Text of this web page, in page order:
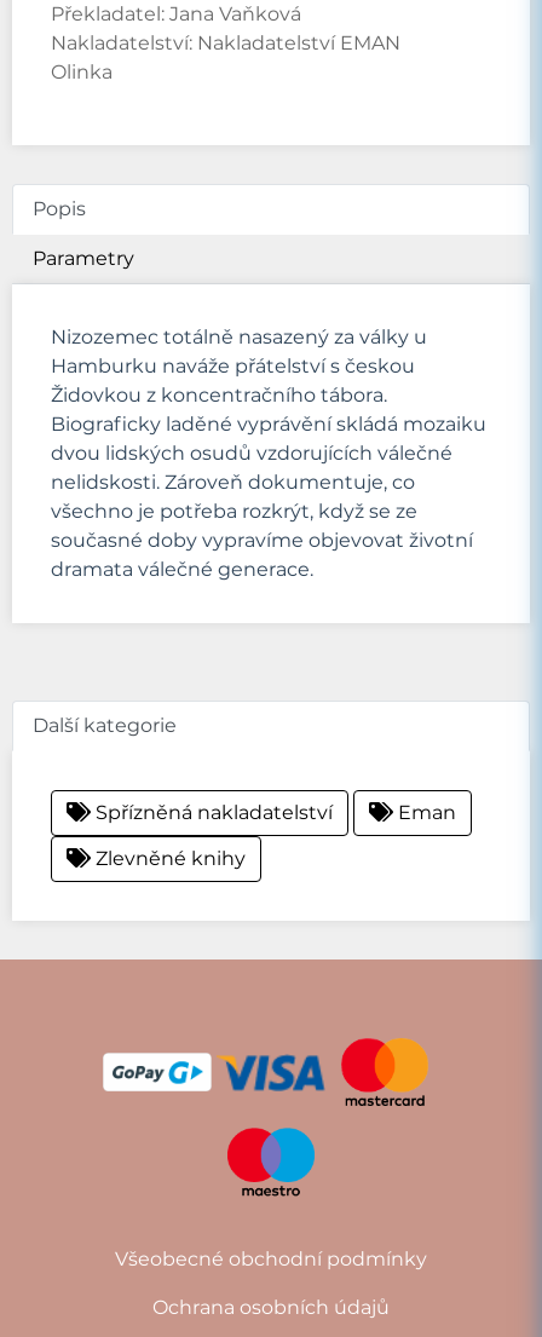
Překladatel: Jana Vaňková
Nakladatelství: Nakladatelství EMAN
Olinka
Popis
Parametry
Nizozemec totálně nasazený za války u
Hamburku naváže přátelství s českou
Židovkou z koncentračního tábora.
Biograficky laděné vyprávění skládá mozaiku
dvou lidských osudů vzdorujících válečné
nelidskosti. Zároveň dokumentuje, co
všechno je potřeba rozkrýt, když se ze
současné doby vypravíme objevovat životní
dramata válečné generace.
Další kategorie
Spřízněná nakladatelství
Eman
Zlevněné knihy
Všeobecné obchodní podmínky
Ochrana osobních údajů